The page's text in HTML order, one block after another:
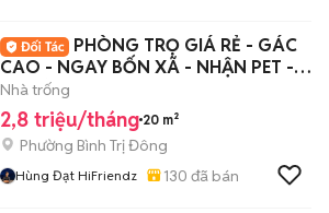
PHÒNG TRỌ GIÁ RẺ - GÁC
CAO - NGAY BỐN XÃ - NHẬN PET -
XE ĐIỆN - 5P HIU
Nhà trống
2,8 triệu/tháng 20 m²
Phường Bình Trị Đông
Hùng Đạt HiFriendz 130 đã bán